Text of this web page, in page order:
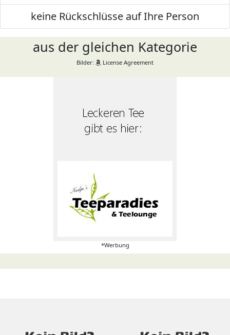
keine Rückschlüsse auf Ihre Person
aus der gleichen Kategorie
Bilder: License Agreement
*Werbung